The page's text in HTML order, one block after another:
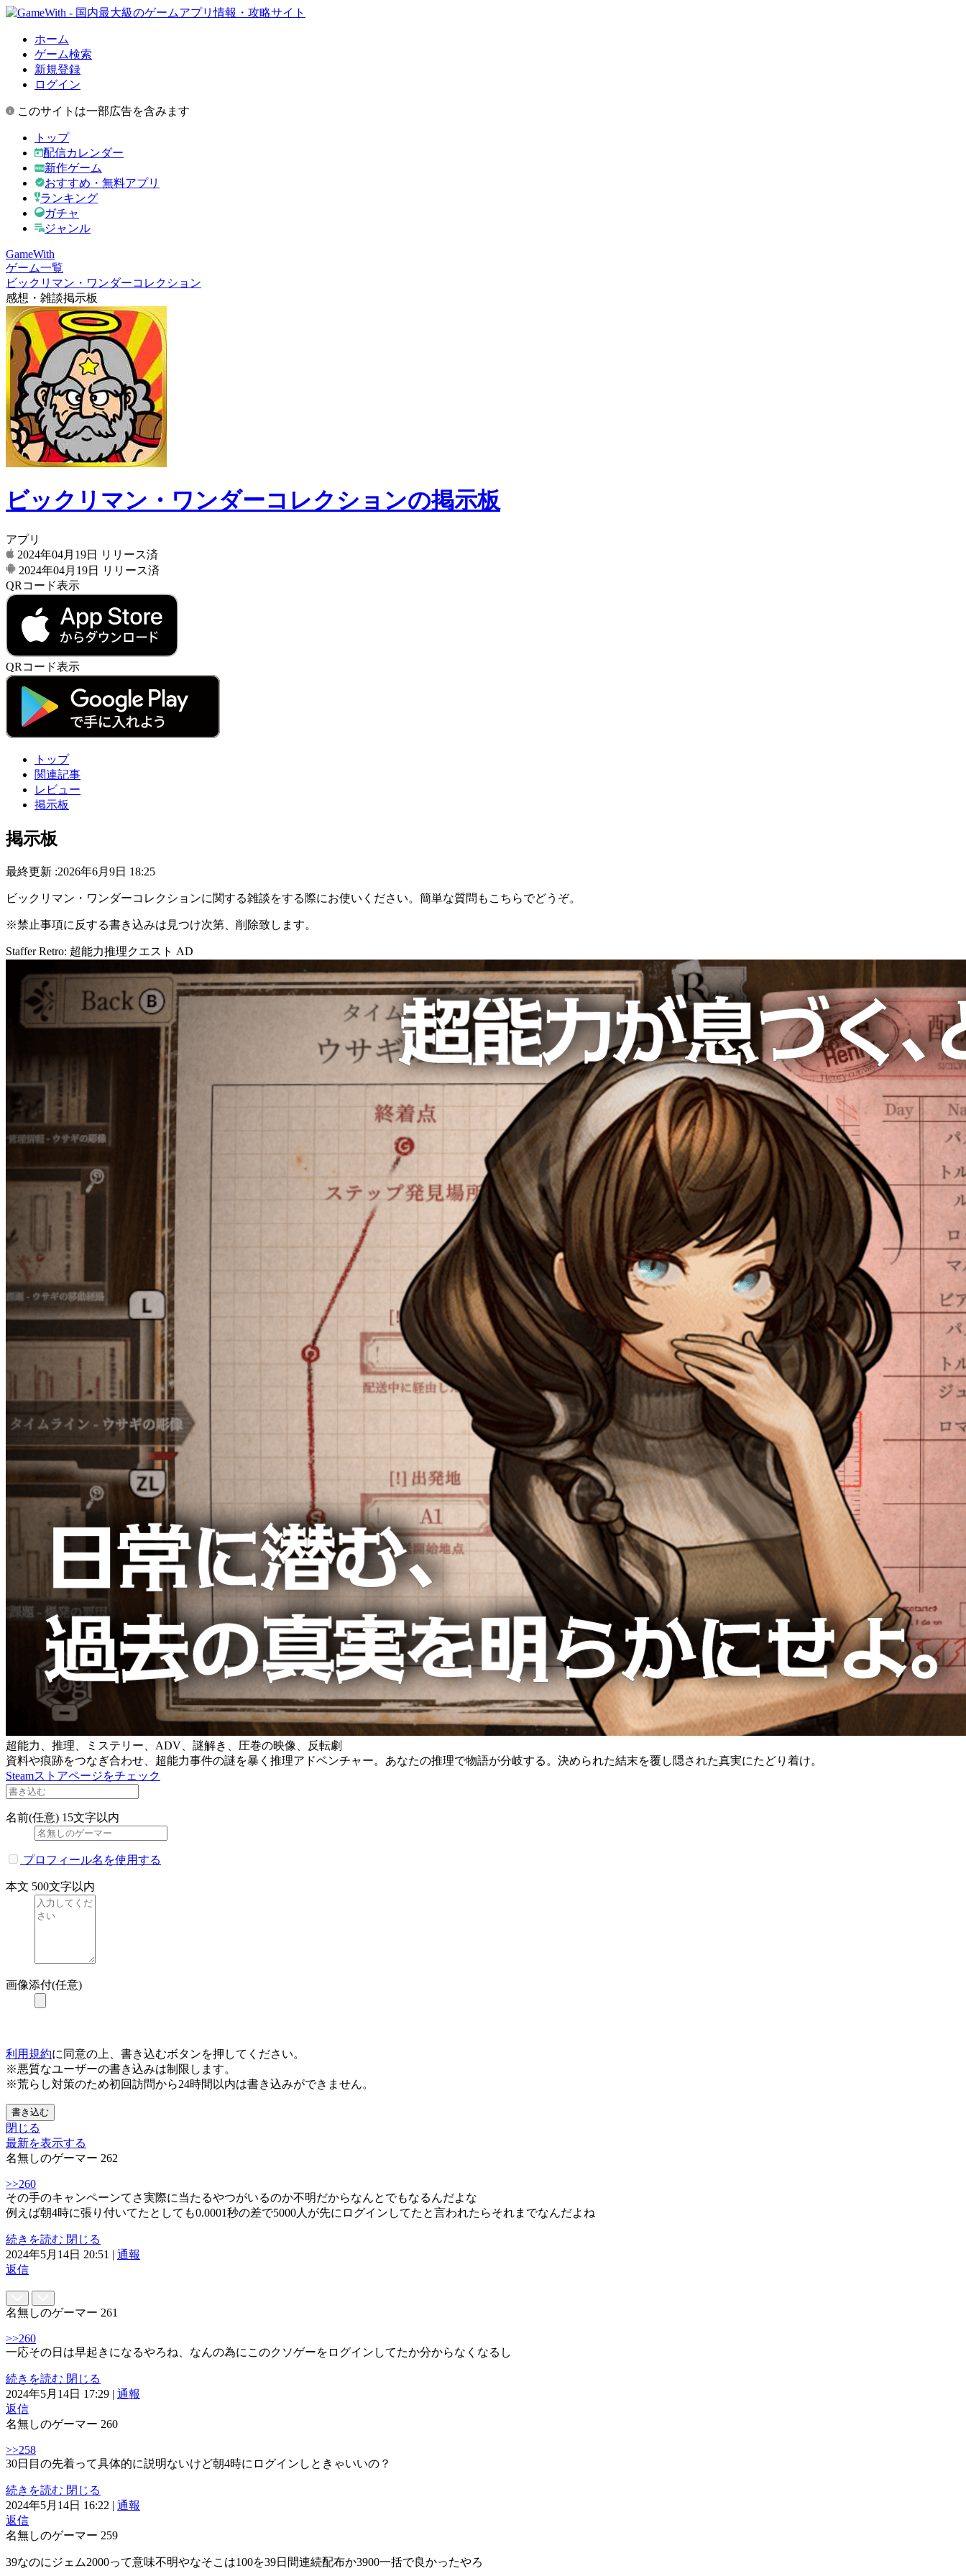
ホーム
ゲーム検索
新規登録
ログイン
このサイトは一部広告を含みます
トップ
配信カレンダー
新作ゲーム
おすすめ・無料アプリ
ランキング
ガチャ
ジャンル
GameWith
ゲーム一覧
ビックリマン・ワンダーコレクション
感想・雑談掲示板
ビックリマン・ワンダーコレクションの掲示板
アプリ
2024年04月19日
リリース済
2024年04月19日
リリース済
QRコード表示
QRコード表示
トップ
関連記事
レビュー
掲示板
掲示板
最終更新 :2026年6月9日 18:25
ビックリマン・ワンダーコレクションに関する雑談をする際にお使いください。簡単な質問もこちらでどうぞ。
※禁止事項に反する書き込みは見つけ次第、削除致します。
Staffer Retro: 超能力推理クエスト AD
超能力、推理、ミステリー、ADV、謎解き、圧巻の映像、反転劇
資料や痕跡をつなぎ合わせ、超能力事件の謎を暴く推理アドベンチャー。あなたの推理で物語が分岐する。決められた結末を覆し隠された真実にたどり着け。
Steamストアページをチェック
名前(任意) 15文字以内
プロフィール名を使用する
本文 500文字以内
画像添付(任意)
利用規約に同意の上、書き込むボタンを押してください。
※悪質なユーザーの書き込みは制限します。
※荒らし対策のため初回訪問から24時間以内は書き込みができません。
書き込む
閉じる
最新を表示する
名無しのゲーマー 262
>>260
その手のキャンペーンてさ実際に当たるやつがいるのか不明だからなんとでもなるんだよな
例えば朝4時に張り付いてたとしても0.0001秒の差で5000人が先にログインしてたと言われたらそれまでなんだよね
続きを読む 閉じる
2024年5月14日 20:51 | 通報
返信
名無しのゲーマー 261
>>260
一応その日は早起きになるやろね、なんの為にこのクソゲーをログインしてたか分からなくなるし
続きを読む 閉じる
2024年5月14日 17:29 | 通報
返信
名無しのゲーマー 260
>>258
30日目の先着って具体的に説明ないけど朝4時にログインしときゃいいの？
続きを読む 閉じる
2024年5月14日 16:22 | 通報
返信
名無しのゲーマー 259
39なのにジェム2000って意味不明やなそこは100を39日間連続配布か3900一括で良かったやろ